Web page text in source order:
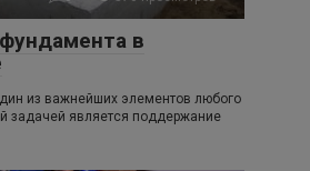
в
из важнейших элементов любого
задачей является поддержание